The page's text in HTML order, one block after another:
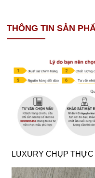
THÔNG TIN SẢN
LUXURY CHỤP THỰC